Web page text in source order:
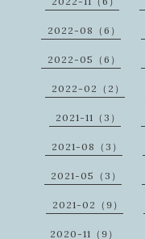
2022-08（6）
2022-05（6）
2022-02（2）
2021-11（3）
2021-08（3）
2021-05（3）
2021-02（9）
2020-11（9）